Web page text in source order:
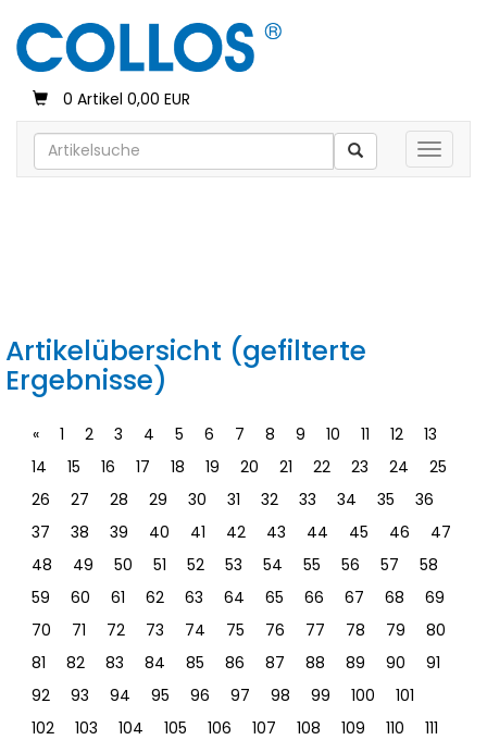
0 Artikel 0,00 EUR
Toggle
Artikelübersicht (gefilterte
Ergebnisse)
« 1 2 3 4 5 6 7 8 9 10 11 12
13
14
15 16 17 18 19 20 21 22 23 24
25
26
27 28 29 30 31 32 33 34 35
36
37
38 39 40 41 42 43 44 45 46
47
48
49 50 51 52 53 54 55 56 57
58
59
60 61 62 63 64 65 66 67 68
69
70
71 72 73 74 75 76 77 78 79
80
81
82 83 84 85 86 87 88 89 90
91
92
93 94 95 96 97 98 99 100
101
102
103 104 105 106 107 108 109 110
111